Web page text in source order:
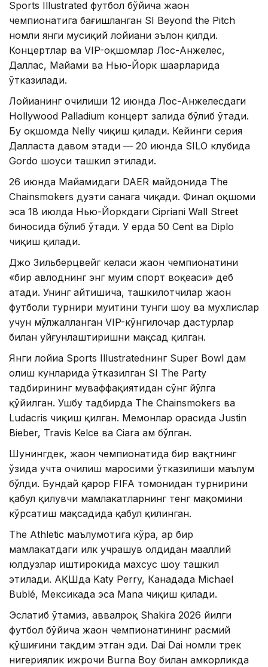
Sports Illustrated футбол бўйича жаҳон
чемпионатига бағишланган SI Beyond the Pitch
номли янги мусиқий лойиҳани эълон қилди.
Концертлар ва VIP-оқшомлар Лос-Анжелес,
Даллас, Майами ва Нью-Йорк шаҳарларида
ўтказилади.
Лойиҳанинг очилиши 12 июнда Лос-Анжелесдаги
Hollywood Palladium концерт залида бўлиб ўтади.
Бу оқшомда Nelly чиқиш қилади. Кейинги серия
Далласта давом этади — 20 июнда SILO клубида
Gordo шоуси ташкил этилади.
26 июнда Майамидаги DAER майдонида The
Chainsmokers дуэти саҳнага чиқади. Финал оқшоми
эса 18 июлда Нью-Йоркдаги Cipriani Wall Street
биносида бўлиб ўтади. У ерда 50 Cent ва Diplo
чиқиш қилади.
Джо Зильберцвейг келаси жаҳон чемпионатини
«бир авлоднинг энг муҳим спорт воқеаси» деб
атади. Унинг айтишича, ташкилотчилар жаҳон
футболи турнири муҳитини тунги шоу ва мухлислар
учун мўлжалланган VIP-кўнгилочар дастурлар
билан уйғунлаштиришни мақсад қилган.
Янги лойиҳа Sports Illustratedнинг Super Bowl дам
олиш кунларида ўтказилган SI The Party
тадбирининг муваффақиятидан сўнг йўлга
қўйилган. Ушбу тадбирда The Chainsmokers ва
Ludacris чиқиш қилган. Меҳмонлар орасида Justin
Bieber, Travis Kelce ва Ciara ҳам бўлган.
Шунингдек, жаҳон чемпионатида бир вақтнинг
ўзида учта очилиш маросими ўтказилиши маълум
бўлди. Бундай қарор FIFA томонидан турнирини
қабул қилувчи мамлакатларнинг тенг мақомини
кўрсатиш мақсадида қабул қилинган.
The Athletic маълумотига кўра, ҳар бир
мамлакатдаги илк учрашув олдидан маҳаллий
юлдузлар иштирокида махсус шоу ташкил
этилади. АҚШда Katy Perry, Канадада Michael
Bublé, Мексикада эса Mana чиқиш қилади.
Эслатиб ўтамиз, аввалроқ Shakira 2026 йилги
футбол бўйича жаҳон чемпионатининг расмий
қўшиғини тақдим этган эди. Dai Dai номли трек
нигериялик ижрочи Burna Boy билан ҳамкорликда